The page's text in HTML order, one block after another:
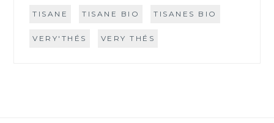
TISANE TISANE BIO TISANES BIO
VERY'THÉS VERY THÉS